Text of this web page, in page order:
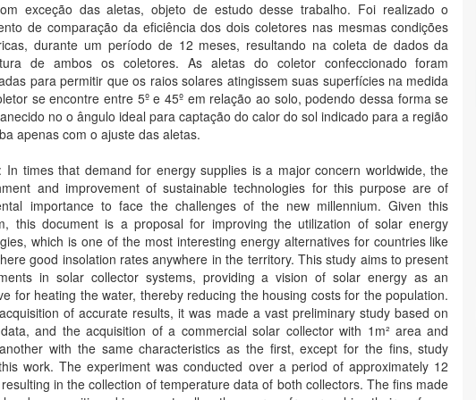
exceção das aletas, objeto de estudo desse trabalho. Foi realizado o
de comparação da eficiência dos dois coletores nas mesmas condições
durante um período de 12 meses, resultando na coleta de dados da
de ambos os coletores. As aletas do coletor confeccionado foram
para permitir que os raios solares atingissem suas superfícies na medida
se encontre entre 5º e 45º em relação ao solo, podendo dessa forma se
no o ângulo ideal para captação do calor do sol indicado para a região
apenas com o ajuste das aletas.
In times that demand for energy supplies is a major concern worldwide, the
and improvement of sustainable technologies for this purpose are of
importance to face the challenges of the new millennium. Given this
this document is a proposal for improving the utilization of solar energy
which is one of the most interesting energy alternatives for countries like
good insolation rates anywhere in the territory. This study aims to present
in solar collector systems, providing a vision of solar energy as an
for heating the water, thereby reducing the housing costs for the population.
of accurate results, it was made a vast preliminary study based on
and the acquisition of a commercial solar collector with 1m² area and
with the same characteristics as the first, except for the fins, study
work. The experiment was conducted over a period of approximately 12
in the collection of temperature data of both collectors. The fins made